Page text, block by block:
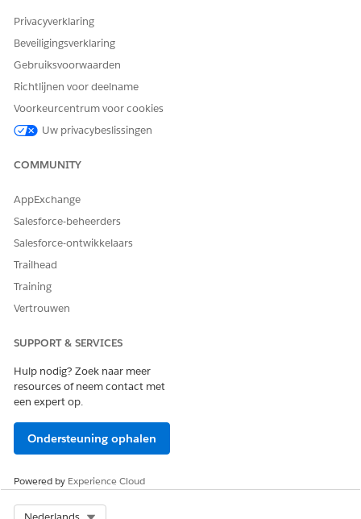
VEREISTE
GEBRUIKERSMACHTIGINGE
ZieGemeenschappelijke gebruikerstoegang voor
standaardagentacties.
Actiedetails
API-naam
Type verwijzingsactie
Voert deze actie een of meer
aanwijzingssjablonen uit?
Verplichte set-up
ZIE OOK:
Handelsagent voor Handel
Agentforce voor Commerce
HEEFT DIT ARTIKEL UW PROBLEEM OPGELOST?
Privacyverklaring
Beveiligingsverklaring
Gebruiksvoorwaarden
Richtlijnen voor deelname
Voorkeurcentrum voor cookies
Uw privacybeslissingen
COMMUNITY
AppExchange
Salesforce-beheerders
Salesforce-ontwikkelaars
Trailhead
Training
Vertrouwen
SUPPORT & SERVICES
Hulp nodig? Zoek naar meer
resources of neem contact met
een expert op.
Ondersteuning ophalen
Powered by Experience Cloud